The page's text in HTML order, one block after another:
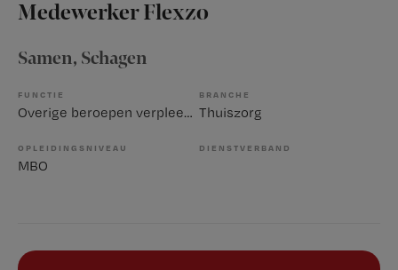
Medewerker Flexzo
Samen, Schagen
FUNCTIE
Overige beroepen verpleegkunde
BRANCHE
Thuiszorg
OPLEIDINGSNIVEAU
MBO
DIENSTVERBAND